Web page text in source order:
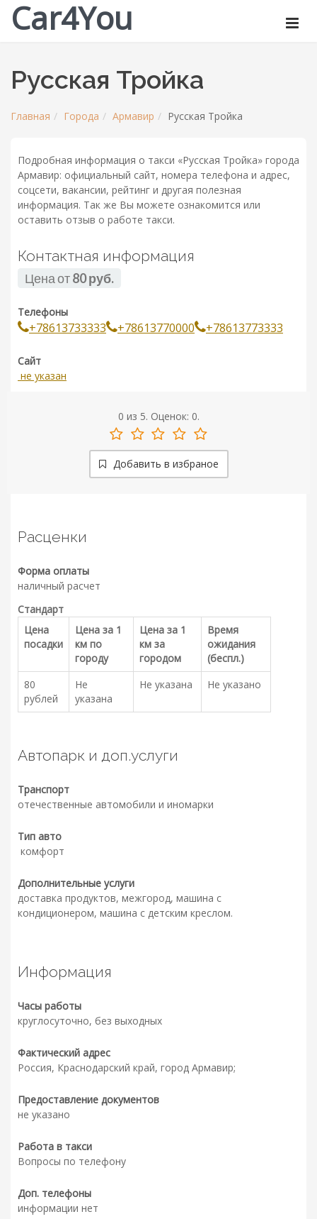
Car4You
Русская Тройка
Главная Города Армавир Русская Тройка
Подробная информация о такси «Русская Тройка» города
Армавир: официальный сайт, номера телефона и адрес,
соцсети, вакансии, рейтинг и другая полезная
информация. Так же Вы можете ознакомится или
оставить отзыв о работе такси.
Контактная информация
Цена от80 руб.
Телефоны
+78613733333 +78613770000 +78613773333
Сайт
не указан
0 из 5. Оценок: 0.
Добавить в избраное
Расценки
Форма оплаты
наличный расчет
Стандарт
Цена
посадки
Цена за 1
км по
городу
Цена за 1
км за
городом
Время
ожидания
(беспл.)
80
рублей
Не
указана
Не указана Не указано
Автопарк и доп.услуги
Транспорт
отечественные автомобили и иномарки
Тип авто
комфорт
Дополнительные услуги
доставка продуктов, межгород, машина с
кондиционером, машина с детским креслом.
Информация
Часы работы
круглосуточно, без выходных
Фактический адрес
Россия, Краснодарский край, город Армавир;
Предоставление документов
не указано
Работа в такси
Вопросы по телефону
Доп. телефоны
информации нет